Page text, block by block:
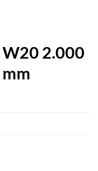
2.000